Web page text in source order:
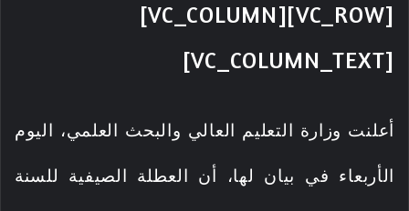
[VC_ROW][VC_COLUMN]
[VC_COLUMN_TEXT]
أعلنت وزارة التعليم العالي والبحث العلمي، اليوم
الأربعاء في بيان لها، أن العطلة الصيفية للسنة